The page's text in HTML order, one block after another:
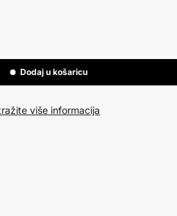
Dodaj u košaricu
više informacija